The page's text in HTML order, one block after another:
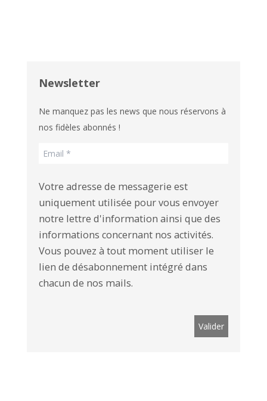
Newsletter
Ne manquez pas les news que nous réservons à
nos fidèles abonnés !
Votre adresse de messagerie est
uniquement utilisée pour vous envoyer
notre lettre d'information ainsi que des
informations concernant nos activités.
Vous pouvez à tout moment utiliser le
lien de désabonnement intégré dans
chacun de nos mails.